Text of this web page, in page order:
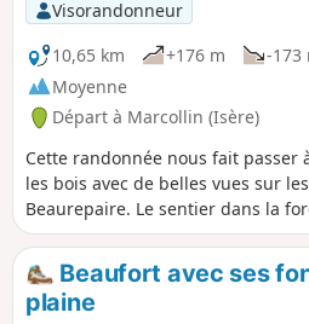
mettre des photos en indiquant
circuit.
Visorandonneur
10,65 km
+176 m -173
Moyenne
Départ à Marcollin (Isère)
Cette randonnée nous fait passer
les bois avec de belles vues sur
Beaurepaire. Le sentier dans la
particulièrement après de grosses
RANDONNEURS (SES) QUI
vous pouvez mettre des photos
sur le circuit.
Beaufort avec ses
plaine